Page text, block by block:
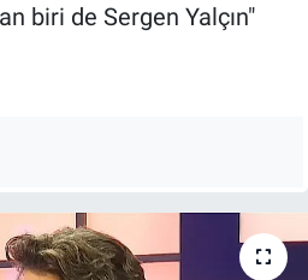
biri de Sergen Yalçın"